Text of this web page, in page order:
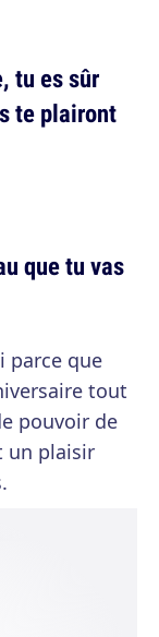
tu es sûr
te plairont
que tu vas
parce que
tout
pouvoir de
un plaisir